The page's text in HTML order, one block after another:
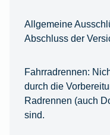
Allgemeine
Abschluss der
Fahrradrennen:
durch die
Radrennen (auch
sind.